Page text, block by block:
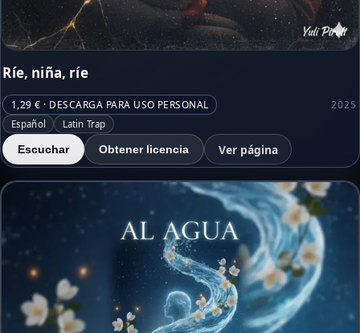
Ríe, niña, ríe
1,29 € · DESCARGA PARA USO PERSONAL 2025
Español Latin Trap
Escuchar Obtener licencia Ver página